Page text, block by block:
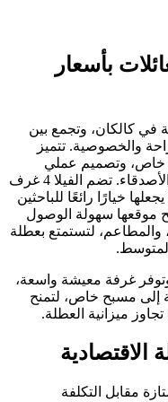
للعائلات بأسعار
الهادئة في كالكان، وتجمع بين
والخصوصية. تتميز
خاص، وتصميم عملي
يجعلها خيارًا مثاليًا للعائلات ومجموعات الأصدقاء. تضم الفيلا 4 غرف
8 أشخاص، مما يجعلها خيارًا رائعًا للباحثين
موقعها سهولة الوصول
والمطاعم، لتستمتع بعطلة
عصري، وتوفر غرفة معيشة واسعة،
إلى مسبح خاص، لتمنح
ميزانية العطلة.
مقابل التكلفة